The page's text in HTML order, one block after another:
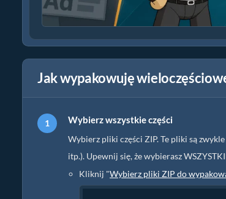
Jak wypakowuję
Wybierz wszystkie części
Wybierz pliki części ZIP. Te pliki są
itp.). Upewnij się, że wybierasz
Kliknij "Wybierz pliki ZIP do